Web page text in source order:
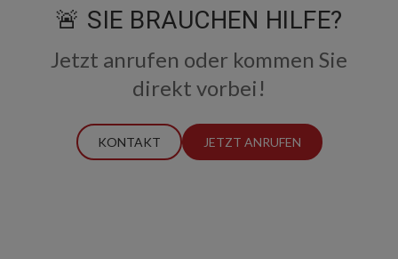
🚨 SIE BRAUCHEN HILFE?
Jetzt anrufen oder kommen Sie
direkt vorbei!
KONTAKT JETZT ANRUFEN